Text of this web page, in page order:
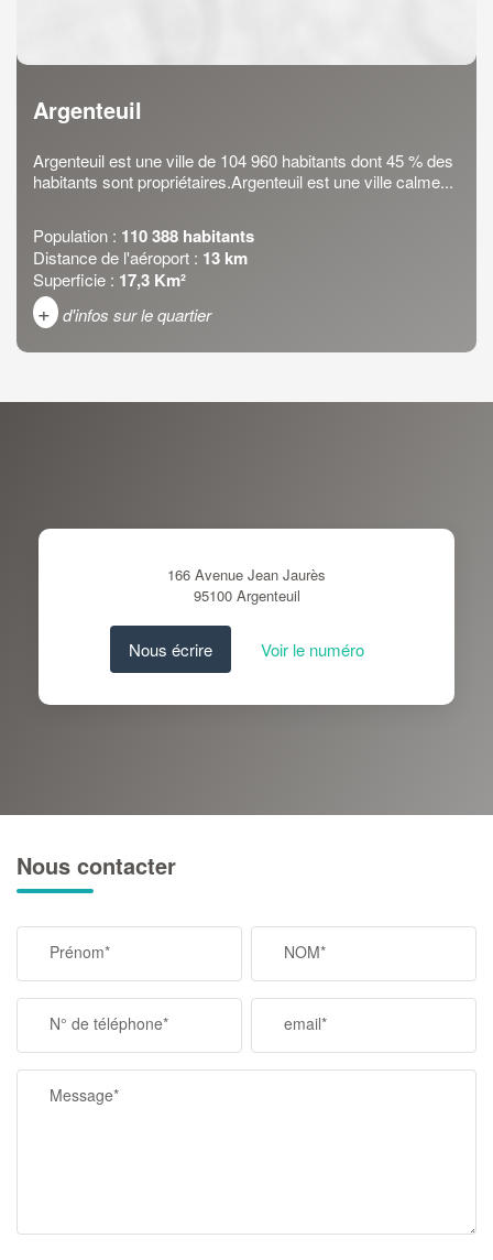
Argenteuil
Argenteuil est une ville de 104 960 habitants dont 45 % des
habitants sont propriétaires.Argenteuil est une ville calme...
Population : 110 388 habitants
Distance de l'aéroport : 13 km
Superficie : 17,3 Km²
+ d'infos sur le quartier
VOITURE
DISTANCE DE L'AÉROPORT :
RÉSULTATS DES LYCÉES
166 Avenue Jean Jaurès
95100 Argenteuil
Nous écrire Voir le numéro
Nous contacter
Prénom* NOM*
N° de téléphone* email*
Message*